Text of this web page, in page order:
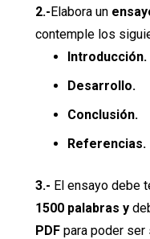
2.-Elabora un
contemple los
Introducción.
Desarrollo.
Conclusión.
Referencias.
3.- El ensayo debe
1500 palabras y
PDF para poder